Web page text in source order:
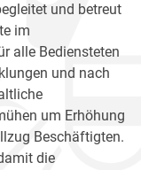
und betreut
im
alle Bediensteten
und nach
um Erhöhung
Beschäftigten.
die